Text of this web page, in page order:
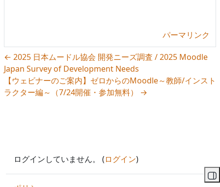
パーマリンク
← 2025 日本ムードル協会 開発ニーズ調査 / 2025 Moodle
Japan Survey of Development Needs
【ウェビナーのご案内】ゼロからのMoodle～教師/インスト
ラクター編～（7/24開催・参加無料） →
ログインしていません。 (ログイン)